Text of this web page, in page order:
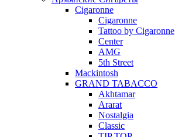
Cigaronne
Cigaronne
Tattoo by Cigaronne
Center
AMG
5th Street
Mackintosh
GRAND TABACCO
Akhtamar
Ararat
Nostalgia
Classic